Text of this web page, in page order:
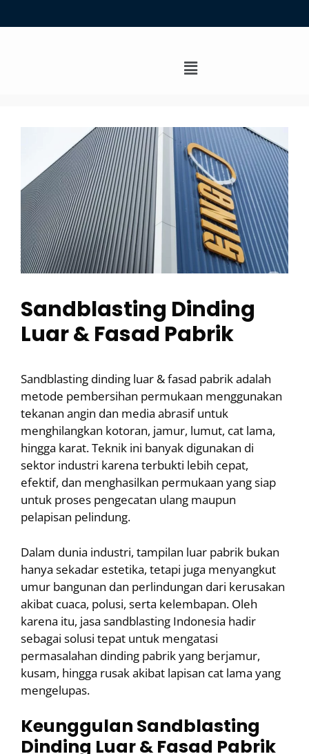
Sandblasting Dinding
Luar & Fasad Pabrik
Sandblasting dinding luar & fasad pabrik adalah
metode pembersihan permukaan menggunakan
tekanan angin dan media abrasif untuk
menghilangkan kotoran, jamur, lumut, cat lama,
hingga karat. Teknik ini banyak digunakan di
sektor industri karena terbukti lebih cepat,
efektif, dan menghasilkan permukaan yang siap
untuk proses pengecatan ulang maupun
pelapisan pelindung.
Dalam dunia industri, tampilan luar pabrik bukan
hanya sekadar estetika, tetapi juga menyangkut
umur bangunan dan perlindungan dari kerusakan
akibat cuaca, polusi, serta kelembapan. Oleh
karena itu, jasa sandblasting Indonesia hadir
sebagai solusi tepat untuk mengatasi
permasalahan dinding pabrik yang berjamur,
kusam, hingga rusak akibat lapisan cat lama yang
mengelupas.
Keunggulan Sandblasting
Dinding Luar & Fasad Pabrik